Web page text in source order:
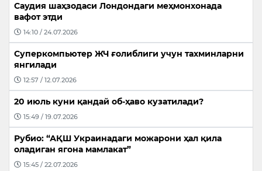
Саудия шаҳзодаси Лондондаги меҳмонхонада
вафот этди
14:10 / 24.07.2026
Суперкомпьютер ЖЧ ғолиблиги учун тахминларни
янгилади
12:57 / 12.07.2026
20 июль куни қандай об-ҳаво кузатилади?
15:49 / 19.07.2026
Рубио: “АҚШ Украинадаги можарони ҳал қила
оладиган ягона мамлакат”
15:45 / 22.07.2026